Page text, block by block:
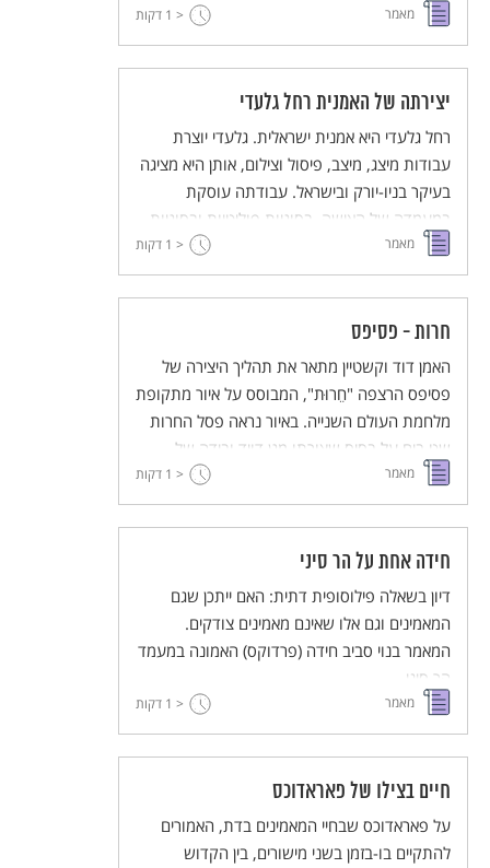
מאמר < 1 דקות
יצירתה של האמנית רחל גלעדי
רחל גלעדי היא אמנית ישראלית. גלעדי יוצרת
עבודות מיצג, מיצב, פיסול וצילום, אותן היא מציגה
בעיקר בניו-יורק ובישראל. עבודתה עוסקת
במעמדה של האישה, בסוגיות פוליטיות ובסוגיות
הנוגעות ליחס בין האדם לבין הטבע והסביבה.
יצירותיה כוללות גם התייחסויות רבות לטקסטים
יהודיים ולמסורת היהודית.
מאמר < 1 דקות
חרות - פסיפס
האמן דוד וקשטיין מתאר את תהליך היצירה של
פסיפס הרצפה "חֵרוּת", המבוסס על איור מתקופת
מלחמת העולם השנייה. באיור נראה פסל החרות
שט בים על בסיס שצורתו מגן דויד ובידה של
הדמות חרב במקום הלפיד. את הפסיפס יצר
וקשטיין יחד עם 120 תלמידים מארבע התחנות
לאמנות עכשווית שמופעלות באופקים, רמלה,
נצרת וראשל"צ.
מאמר < 1 דקות
חידה אחת על הר סיני
דיון בשאלה פילוסופית דתית: האם ייתכן שגם
המאמינים וגם אלו שאינם מאמינים צודקים.
המאמר בנוי סביב חידה (פרדוקס) האמונה במעמד
הר סיני.
מאמר < 1 דקות
חיים בצילו של פאראדוכס
על פאראדוכס שבחיי המאמינים בדת, האמורים
להתקיים בו-בזמן בשני מישורים, בין הקדוש